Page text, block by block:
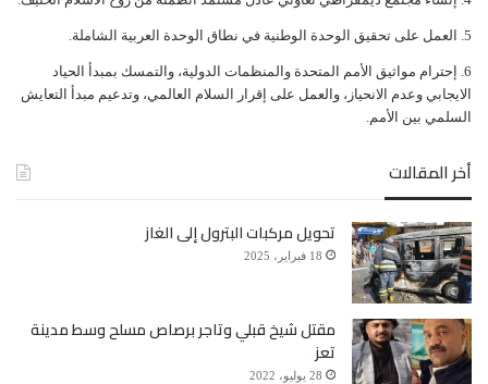
ﺍﻟﻌﻤﻞ ﻋﻠﻰ ﺗﺤﻘﻴﻖ ﺍﻟﻮﺣﺪﺓ ﺍﻟﻮﻃﻨﻴﺔ ﻓﻲ ﻧﻄﺎﻕ ﺍﻟﻮﺣﺪﺓ ﺍﻟﻌﺮﺑﻴﺔ ﺍﻟﺸﺎﻣﻠﺔ.
ﺇﺣﺘﺮﺍﻡ ﻣﻮﺍﺛﻴﻖ الأﻣﻢ ﺍﻟﻤﺘﺤﺪﺓ ﻭﺍﻟﻤﻨﻈﻤﺎﺕ ﺍﻟﺪﻭﻟﻴﺔ، ﻭﺍﻟﺘﻤﺴﻚ ﺑﻤﺒﺪﺃ ﺍﻟﺤﻴﺎﺩ
ﺍﻻﻳﺠﺎﺑﻲ ﻭﻋﺪﻡ ﺍﻻﻧﺤﻴﺎﺯ، ﻭﺍﻟﻌﻤﻞ ﻋﻠﻰ ﺇﻗﺮﺍﺭ ﺍﻟﺴﻼﻡ ﺍﻟﻌﺎﻟﻤﻲ، ﻭﺗﺪﻋﻴﻢ ﻣﺒﺪﺃ ﺍﻟﺘﻌﺎﻳﺶ
ﺍﻟﺴﻠﻤﻲ ﺑﻴﻦ ﺍﻷﻣﻢ.
أخر المقالات
تحويل مركبات البترول إلى الغاز
18 فبراير، 2025
مقتل شيخ قبلي وتاجر برصاص مسلح وسط مدينة
تعز
28 يوليو، 2022